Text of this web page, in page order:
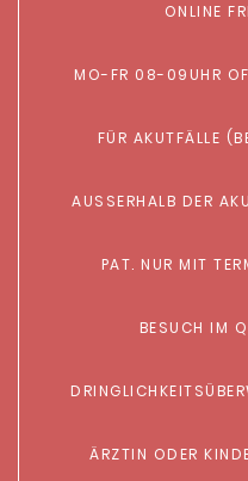
ONLINE
MO-FR 08-09UHR
FÜR AKUTFÄLLE
AUSSERHALB DER
PAT. NUR MIT
ESUCH IM
RZTIN ODER